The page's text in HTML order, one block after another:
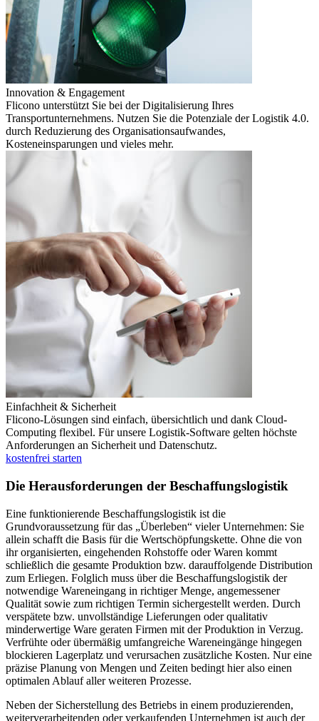
Innovation & Engagement
Flicono unterstützt Sie bei der Digitalisierung Ihres
Transportunternehmens. Nutzen Sie die Potenziale der Logistik 4.0.
durch Reduzierung des Organisationsaufwandes,
Kosteneinsparungen und vieles mehr.
Einfachheit & Sicherheit
Flicono-Lösungen sind einfach, übersichtlich und dank Cloud-
Computing flexibel. Für unsere Logistik-Software gelten höchste
Anforderungen an Sicherheit und Datenschutz.
kostenfrei starten
Die Herausforderungen der Beschaffungslogistik
Eine funktionierende Beschaffungslogistik ist die
Grundvoraussetzung für das „Überleben“ vieler Unternehmen: Sie
allein schafft die Basis für die Wertschöpfungskette. Ohne die von
ihr organisierten, eingehenden Rohstoffe oder Waren kommt
schließlich die gesamte Produktion bzw. darauffolgende Distribution
zum Erliegen. Folglich muss über die Beschaffungslogistik der
notwendige Wareneingang in richtiger Menge, angemessener
Qualität sowie zum richtigen Termin sichergestellt werden. Durch
verspätete bzw. unvollständige Lieferungen oder qualitativ
minderwertige Ware geraten Firmen mit der Produktion in Verzug.
Verfrühte oder übermäßig umfangreiche Wareneingänge hingegen
blockieren Lagerplatz und verursachen zusätzliche Kosten. Nur eine
präzise Planung von Mengen und Zeiten bedingt hier also einen
optimalen Ablauf aller weiteren Prozesse.
Neben der Sicherstellung des Betriebs in einem produzierenden,
weiterverarbeitenden oder verkaufenden Unternehmen ist auch der